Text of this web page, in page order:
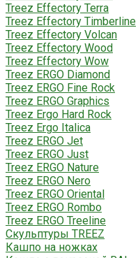
Treez Effectory Terra
Treez Effectory Timberline
Treez Effectory Volcan
Treez Effectory Wood
Treez Effectory Wow
Treez ERGO Diamond
Treez ERGO Fine Rock
Treez ERGO Graphics
Treez Ergo Hard Rock
Treez Ergo Italica
Treez ERGO Jet
Treez ERGO Just
Treez ERGO Nature
Treez ERGO Nero
Treez ERGO Oriental
Treez ERGO Rombo
Treez ERGO Treeline
Скульптуры TREEZ
Кашпо на ножках